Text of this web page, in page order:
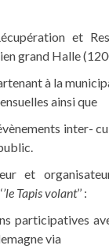
et
grand Halle
la municipalité,
ainsi que
inter-
et
’le Tapis volant’’ :
avec
via